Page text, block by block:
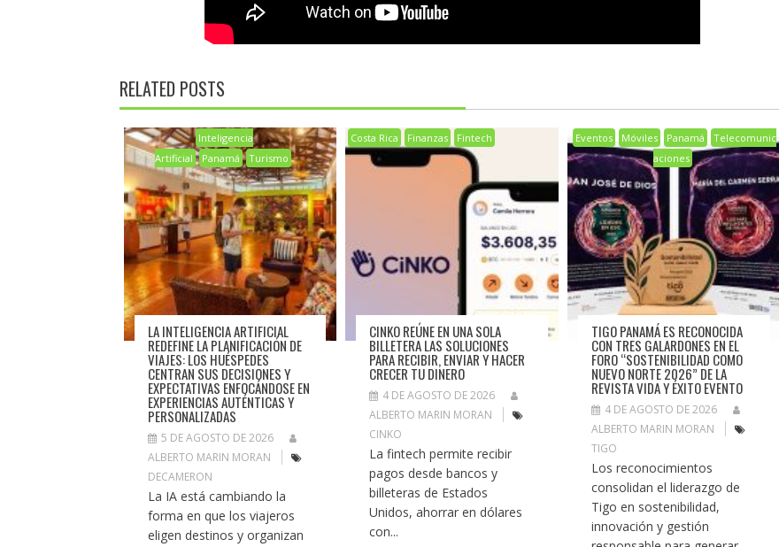
RELATED POSTS
Inteligencia
Artificial
Panamá Turismo
LA INTELIGENCIA ARTIFICIAL
REDEFINE LA PLANIFICACIÓN DE
VIAJES: LOS HUÉSPEDES
CENTRAN SUS DECISIONES Y
EXPECTATIVAS ENFOCÁNDOSE EN
EXPERIENCIAS AUTÉNTICAS Y
PERSONALIZADAS
5 DE AGOSTO DE 2026
ALBERTO MARIN MORAN
DECAMERON
La IA está cambiando la
forma en que los viajeros
eligen destinos y organizan
Costa Rica Finanzas Fintech
CINKO REÚNE EN UNA SOLA
BILLETERA LAS SOLUCIONES
PARA RECIBIR, ENVIAR Y HACER
CRECER TU DINERO
4 DE AGOSTO DE 2026
ALBERTO MARIN MORAN
CINKO
La fintech permite recibir
pagos desde bancos y
billeteras de Estados
Unidos, ahorrar en dólares
con...
Eventos Móviles Panamá
Telecomunic
aciones
TIGO PANAMÁ ES RECONOCIDA
CON TRES GALARDONES EN EL
FORO “SOSTENIBILIDAD COMO
NUEVO NORTE 2026” DE LA
REVISTA VIDA Y ÉXITO EVENTO
4 DE AGOSTO DE 2026
ALBERTO MARIN MORAN
TIGO
Los reconocimientos
consolidan el liderazgo de
Tigo en sostenibilidad,
innovación y gestión